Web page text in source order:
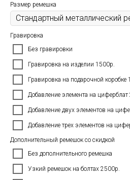
Размер ремешка
Гравировка
Без гравировки
Гравировка на изделии 1500р.
Гравировка на подарочной коробке
Добавление элемента на циферблат
Добавление двух элементов на
Добавление трех элементов на
Дополнительный ремешок со скидкой
Без дополнительного ремешка
Узкий ремешок на болтах 2500р.